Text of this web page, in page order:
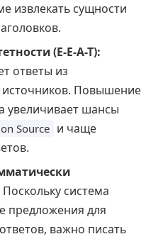
извлекать сущности
(E-E-A-T):
ответы из
Повышение
увеличивает шансы
Source и чаще
Поскольку система
предложения для
ответов, важно писать